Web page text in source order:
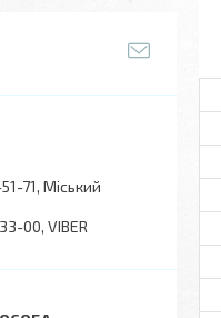
71 Міський
00 VIBER